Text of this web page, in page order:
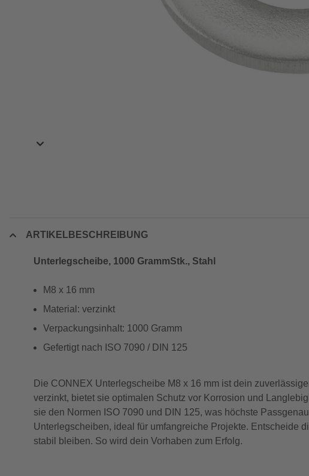
ARTIKELBESCHREIBUNG
Unterlegscheibe, 1000 GrammStk., Stahl
M8 x 16 mm
Material: verzinkt
Verpackungsinhalt: 1000 Gramm
Gefertigt nach ISO 7090 / DIN 125
Die CONNEX Unterlegscheibe M8 x 16 mm ist dein
verzinkt, bietet sie optimalen Schutz vor Korrosion und
sie den Normen ISO 7090 und DIN 125, was höchste
Unterlegscheiben, ideal für umfangreiche Projekte. Entscheide
stabil bleiben. So wird dein Vorhaben zum Erfolg.